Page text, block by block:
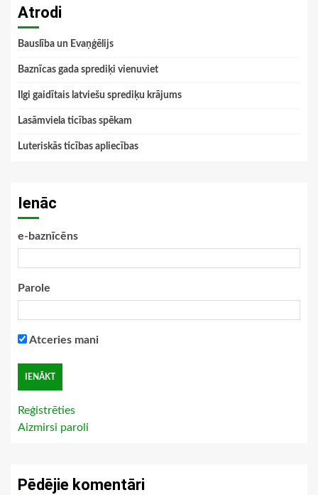
Atrodi
Bauslība un Evaņģēlijs
Baznīcas gada sprediķi vienuviet
Ilgi gaidītais latviešu sprediķu krājums
Lasāmviela ticības spēkam
Luteriskās ticības apliecības
Ienāc
e-baznīcēns
Parole
Atceries mani
Reģistrēties
Aizmirsi paroli
Pēdējie komentāri